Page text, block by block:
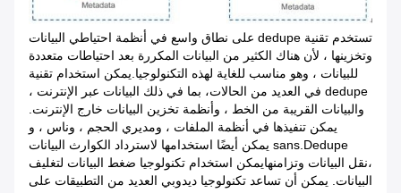
تستخدم تقنية dedupe على نطاق واسع في أنظمة احتياطي البيانات
وتخزينها ، لأن هناك الكثير من البيانات المكررة بعد احتياطات متعددة
للبيانات ، وهو مناسب للغاية لهذه التكنولوجيا.يمكن استخدام تقنية
dedupe في العديد من الحالات، بما في ذلك البيانات عبر الإنترنت ،
والبيانات القريبة من الخط ، وأنظمة تخزين البيانات خارج الإنترنت.
يمكن تنفيذها في أنظمة الملفات ، ومديري الحجم ، وناس ، و
sans.Dedupe يمكن أيضًا استخدامها لاسترداد الكوارث البيانات
،نقل البيانات وتزامنهايمكن استخدام تكنولوجيا ضغط البيانات لتغليف
البيانات. يمكن أن تساعد تكنولوجيا ديدوبي العديد من التطبيقات على